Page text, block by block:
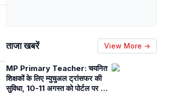
ताजा खबरें View More →
MP Primary Teacher: चयनित
शिक्षकों के लिए म्युचुअल ट्रांसफर की
सुविधा, 10-11 अगस्त को पोर्टल पर कर